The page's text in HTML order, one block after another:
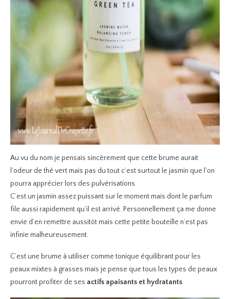
Au vu du nom je pensais sincèrement que cette brume aurait
l’odeur de thé vert mais pas du tout c’est surtout le jasmin que l’on
pourra apprécier lors des pulvérisations.
C’est un jasmin assez puissant sur le moment mais dont le parfum
file aussi rapidement qu’il est arrivé. Personnellement ça me donne
envie d’en remettre aussitôt mais cette petite bouteille n’est pas
infinie malheureusement.
C’est une brume à utiliser comme tonique équilibrant pour les
peaux mixtes à grasses mais je pense que tous les types de peaux
pourront profiter de ses actifs apaisants et hydratants.